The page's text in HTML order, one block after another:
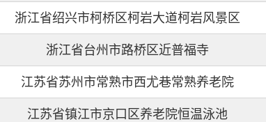
浙江省绍兴市柯桥区柯岩大道柯岩风景区
浙江省台州市路桥区近普福寺
江苏省苏州市常熟市西尤巷常熟养老院
江苏省镇江市京口区养老院恒温泳池